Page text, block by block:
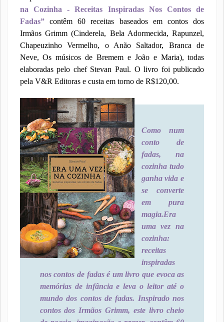
na Cozinha - Receitas Inspiradas Nos Contos de
Fadas”contêm 60 receitas baseados em contos dos
Irmãos Grimm (Cinderela, Bela Adormecida, Rapunzel,
Chapeuzinho Vermelho, o Anão Saltador, Branca de
Neve, Os músicos de Bremem e João e Maria), todas
elaboradas pelo chef Stevan Paul. O livro foi publicado
pela V&R Editoras e custa em torno de R$120,00.
Como num
conto de
fadas, na
cozinha tudo
ganha vida e
se converte
em pura
magia.Era
uma vez na
cozinha:
receitas
inspiradas
nos contos de fadas é um livro que evoca as
memórias de infância e leva o leitor até o
mundo dos contos de fadas. Inspirado nos
contos dos Irmãos Grimm, este livro cheio